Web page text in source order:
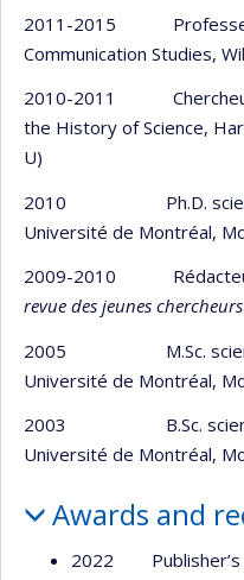
2011-2015
Communication Studies,
2010-2011 Chercheur
the History of Science,
U)
2010 Ph.D. sciences
Université de Montréal,
2009-2010
revue des jeunes
2005 M.Sc. sciences
Université de Montréal,
2003 B.Sc. sciences
Université de Montréal,
Awards and
2022 Publisher’s